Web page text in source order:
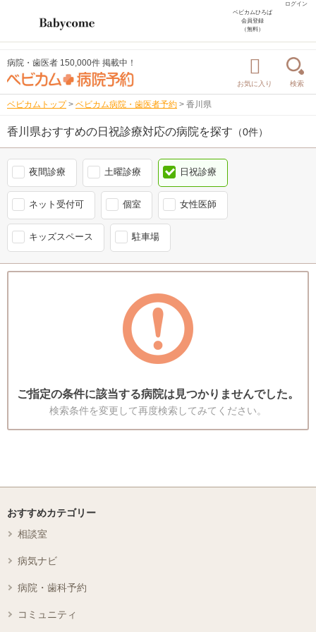
ログイン
ベビカムひろば
会員登録
（無料）
病院・歯医者 150,000件 掲載中！
お気に入り 検索
ベビカムトップ > ベビカム病院・歯医者予約 > 香川県
香川県おすすめの日祝診療対応の病院を探す （0件）
夜間診療 土曜診療 日祝診療
ネット受付可 個室 女性医師
キッズスペース 駐車場
ご指定の条件に該当する病院は見つかりませんでした。
検索条件を変更して再度検索してみてください。
おすすめカテゴリー
相談室
病気ナビ
病院・歯科予約
コミュニティ